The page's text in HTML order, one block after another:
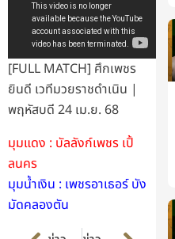
[FULL MATCH] ศึกเพชร
ยินดี เวทีมวยราชดำเนิน |
พฤหัสบดี 24 เม.ย. 68
มุมแดง : บัลลังก์เพชร เปิ้
ลนคร
มุมน้ำเงิน : เพชรอาเธอร์ บัง
มัดคลองตัน